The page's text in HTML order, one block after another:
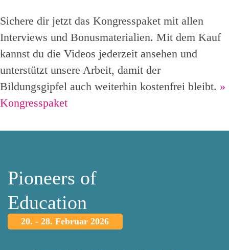
Sichere dir jetzt das Kongresspaket mit allen
Interviews und Bonusmaterialien. Mit dem Kauf
kannst du die Videos jederzeit ansehen und
unterstützt unsere Arbeit, damit der
Bildungsgipfel auch weiterhin kostenfrei bleibt. »
Kongresspaket
Pioneers of
Education
20. - 28. Februar 2026